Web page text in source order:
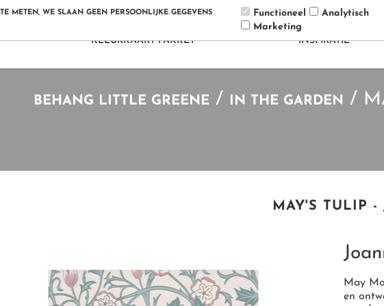
LITTLE GREENE / PAINT & PAPER LIBRARY
KLEURKAART PAKKET
INSPIRATIE
INTELLIGENT MATT EMULSION
FLAT EMULSION
BEHANG LITTLE GREENE / IN THE GARDEN /
MAY'S TULIP -
May
en
METEN, WE SLAAN GEEN PERSOONLIJKE GEGEVENS
Functioneel
Analytisch
Marketing